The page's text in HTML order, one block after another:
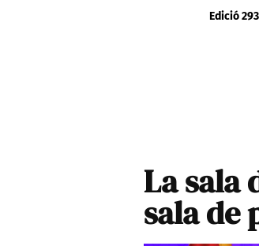
Edició
La sala
sala de